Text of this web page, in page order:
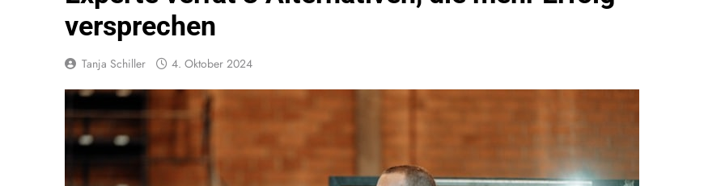
versprechen
Tanja Schiller 4. Oktober 2024